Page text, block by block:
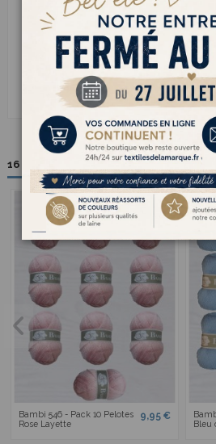
BAMBI cest le fil à tricoter simple et joyeux
main. Léger comme une plume et tout
sans prise de tête et glisse tout seul sur
petits pulls colorés les couvertures de
week-end il supporte les lavages sans
qui donne envie de tricoter encore et
compliquer la vie
16 autres produits dans la même
Bambi 546 - Pack 10 Pelotes
Rose Layette
9,95 €
Pack
Bleu